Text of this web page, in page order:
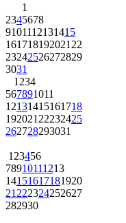
1
2345678
9101112131415
161718192021 22
23242526272829
3031
1 234
567891011
12131415161718
192021 22232425
262728293031
1 23456
78910111213
14151617181920
21 222324252627
282930